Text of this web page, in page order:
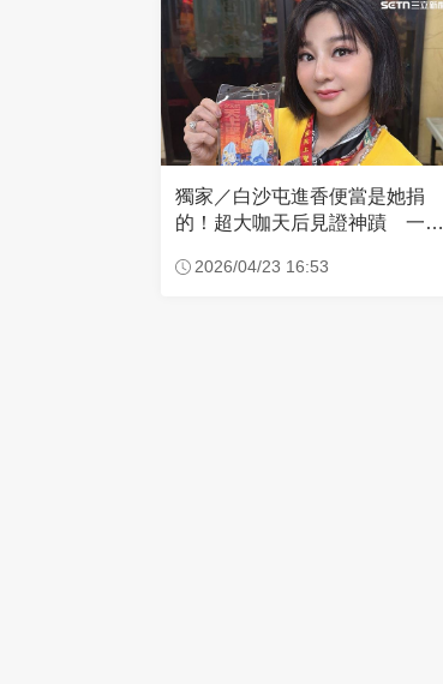
獨家／白沙屯進香便當是她捐
的！超大咖天后見證神蹟 一靠
2026/04/23 16:53